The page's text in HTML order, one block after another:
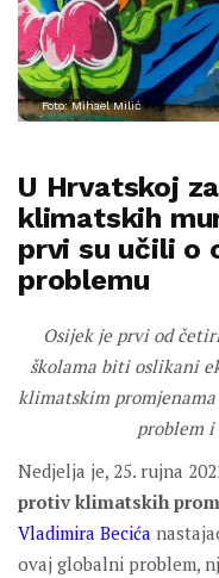
Foto: Mihael Milić
U Hrvatskoj
klimatskih
prvi su učili o
problemu
Osijek je prvi od
školama biti oslikani
klimatskim
problem
Nedjelja je, 25. rujna
protiv klimatskih
Vladimira Becića
ovaj globalni problem,